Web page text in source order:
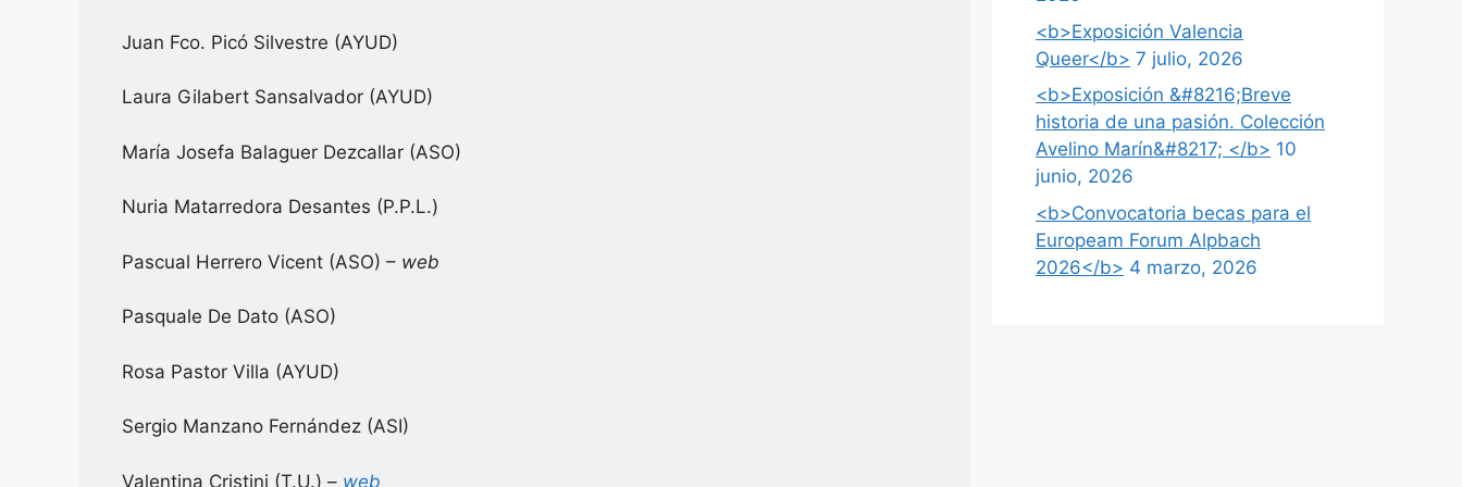
Juan Fco. Picó Silvestre (AYUD)
Laura Gilabert Sansalvador (AYUD)
María Josefa Balaguer Dezcallar (ASO)
Nuria Matarredora Desantes (P.P.L.)
Pascual Herrero Vicent (ASO) – web
Pasquale De Dato (ASO)
Rosa Pastor Villa (AYUD)
Sergio Manzano Fernández (ASI)
Valentina Cristini (T.U.) – web
<b>Exposición Valencia
Queer</b> 7 julio, 2026
<b>Exposición &#8216;Breve
historia de una pasión. Colección
Avelino Marín&#8217; </b> 10
junio, 2026
<b>Convocatoria becas para el
Europeam Forum Alpbach
2026</b> 4 marzo, 2026